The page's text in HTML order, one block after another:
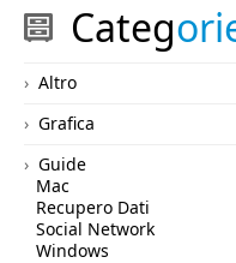
Categ
Altro
Grafica
Guide
Mac
Recupero Dati
Social Network
Windows